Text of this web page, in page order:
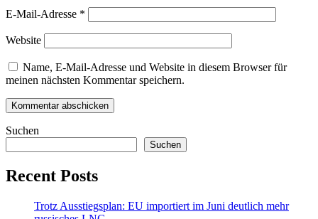
E-Mail-Adresse *
Website
Name, E-Mail-Adresse und Website in diesem Browser für
meinen nächsten Kommentar speichern.
Suchen
Suchen
Recent Posts
Trotz Ausstiegsplan: EU importiert im Juni deutlich mehr